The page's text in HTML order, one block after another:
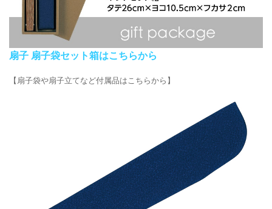
扇子 扇子袋セット箱はこちらから
【扇子袋や扇子立てなど付属品はこちらから】